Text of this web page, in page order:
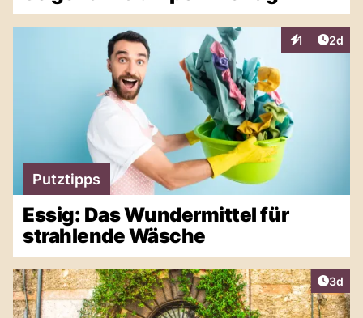
1
Interaktionen
2d
Putztipps
Essig: Das Wundermittel für
strahlende Wäsche
3d